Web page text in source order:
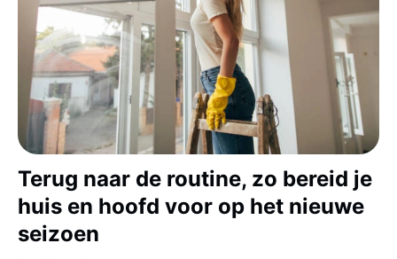
Terug naar de routine, zo bereid je
huis en hoofd voor op het nieuwe
seizoen